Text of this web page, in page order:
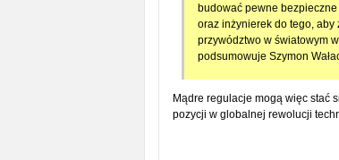
budować pewne
oraz inżynierek do tego,
przywództwo w światowym
podsumowuje Szymon
Mądre regulacje mogą więc stać
pozycji w globalnej rewolucji